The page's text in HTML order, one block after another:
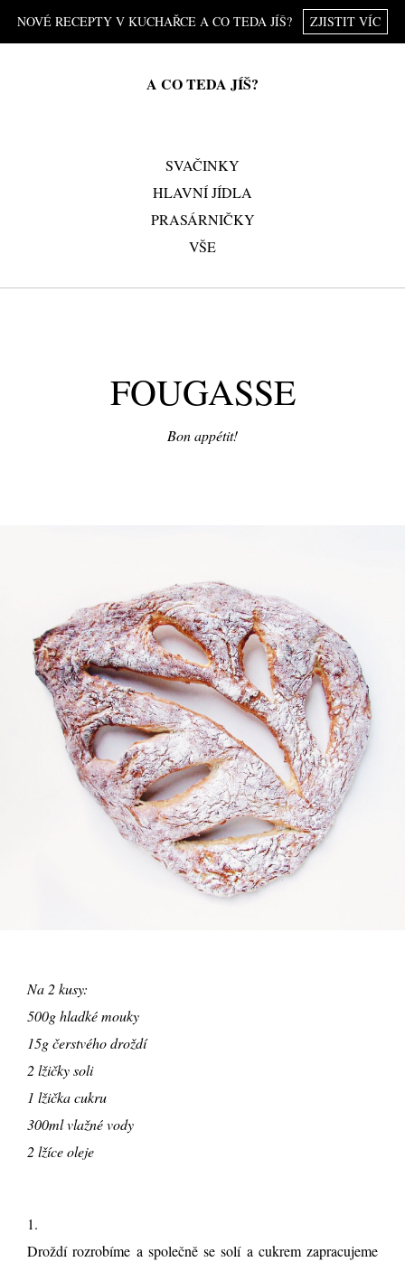
NOVÉ RECEPTY V KUCHAŘCE A CO TEDA JÍŠ? ZJISTIT VÍC
A CO TEDA JÍŠ?
SVAČINKY
HLAVNÍ JÍDLA
PRASÁRNIČKY
VŠE
FOUGASSE
Bon appétit!
Na 2 kusy:
500g hladké mouky
15g čerstvého droždí
2 lžičky soli
1 lžička cukru
300ml vlažné vody
2 lžíce oleje
1.
Droždí rozrobíme a společně se solí a cukrem zapracujeme